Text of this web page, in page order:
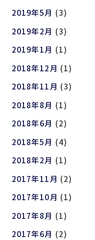
2019年5月 (3)
2019年2月 (3)
2019年1月 (1)
2018年12月 (1)
2018年11月 (3)
2018年8月 (1)
2018年6月 (2)
2018年5月 (4)
2018年2月 (1)
2017年11月 (2)
2017年10月 (1)
2017年8月 (1)
2017年6月 (2)